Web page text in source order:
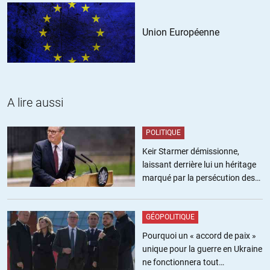
quand je nous regarde je doute beaucoup, quand je nous compare ça
va mieux. Quelqu’un peut il sérieusement lui donner tout à fait tort?
Grande question n’est ce pas ?
ALERTER
Union Européenne
A lire aussi
POLITIQUE
Keir Starmer démissionne,
laissant derrière lui un héritage
marqué par la persécution des
GÉOPOLITIQUE
Pourquoi un « accord de paix »
unique pour la guerre en Ukraine
ne fonctionnera tout